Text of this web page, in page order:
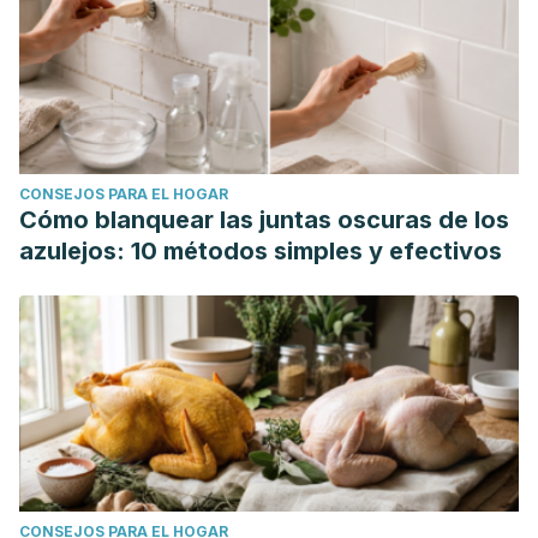
Sampath, S., Mahapatra, S. C., Padhi, M. M., Sharma, R., &
Talwar, A. (2015). Holy basil (Ocimum sanctum Linn.) leaf
extract enhances specific cognitive parameters in healthy
adult volunteers: A placebo controlled study.
of Physiology and Pharmacology, 59(1), 69–77.
CONSEJOS PARA EL HOGAR
Cómo blanquear las juntas oscuras de los
azulejos: 10 métodos simples y efectivos
CONSEJOS PARA EL HOGAR